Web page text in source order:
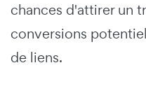
chances d'attirer un
conversions
de liens.